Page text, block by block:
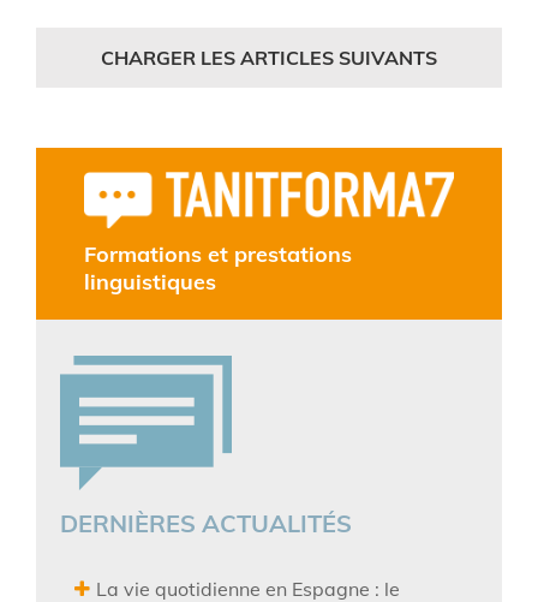
CHARGER LES ARTICLES SUIVANTS
Formations et prestations
linguistiques
DERNIÈRES ACTUALITÉS
La vie quotidienne en Espagne : le